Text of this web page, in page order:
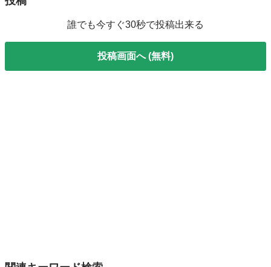
誰でも今すぐ30秒で投稿出来る
投稿画面へ (無料)